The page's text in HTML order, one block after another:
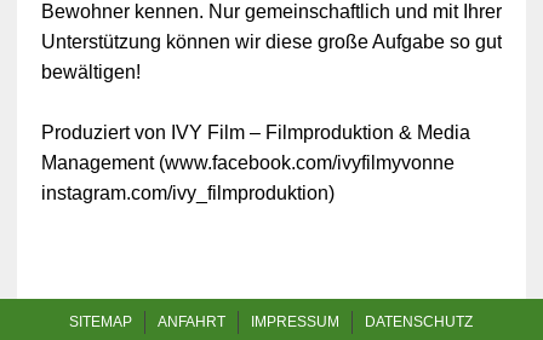
Bewohner kennen. Nur gemeinschaftlich und mit Ihrer
Unterstützung können wir diese große Aufgabe so gut
bewältigen!
Produziert von IVY Film – Filmproduktion & Media
Management (www.facebook.com/ivyfilmyvonne
instagram.com/ivy_filmproduktion)
SITEMAP ANFAHRT IMPRESSUM DATENSCHUTZ